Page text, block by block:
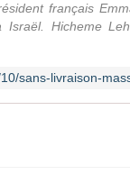
français
Hicheme